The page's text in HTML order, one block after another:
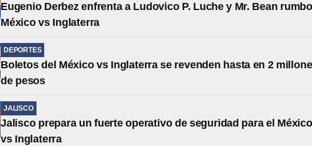
Eugenio Derbez enfrenta a Ludovico P. Luche y Mr. Bean
México vs Inglaterra
DEPORTES
Boletos del México vs Inglaterra se revenden hasta en 2
de pesos
JALISCO
Jalisco prepara un fuerte operativo de seguridad para el México
vs Inglaterra